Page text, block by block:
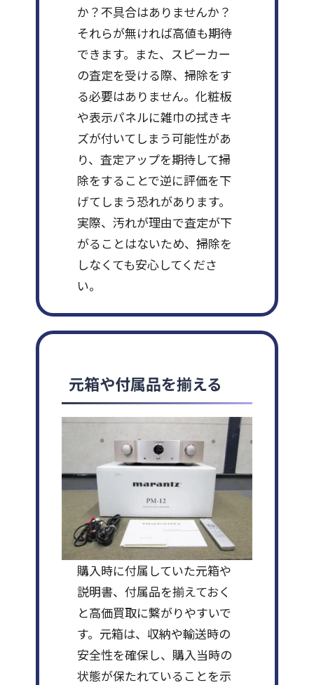
か？不具合はありませんか？
それらが無ければ高値も期待
できます。また、スピーカー
の査定を受ける際、掃除をす
る必要はありません。化粧板
や表示パネルに雑巾の拭きキ
ズが付いてしまう可能性があ
り、査定アップを期待して掃
除をすることで逆に評価を下
げてしまう恐れがあります。
実際、汚れが理由で査定が下
がることはないため、掃除を
しなくても安心してくださ
い。
元箱や付属品を揃える
購入時に付属していた元箱や
説明書、付属品を揃えておく
と高価買取に繋がりやすいで
す。元箱は、収納や輸送時の
安全性を確保し、購入当時の
状態が保たれていることを示